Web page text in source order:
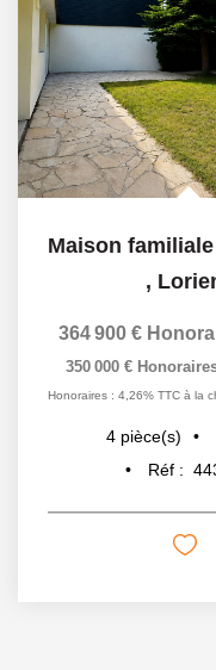
,
364 900 €
350 000 €
Honoraires : 4,26% TTC à la
4 pièce(s)
Réf :